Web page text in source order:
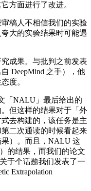
方面进行了改进。
稿人不相信我们的实验
大的实验结果时可能遇
成果。与批判之前发表
DeepMind 之手），他
度。
NALU」最后给出的
但这样的结果对于「外
去构建的，该任务是主
二次通读的时候看起来
）。而且，NALU 这
的结果，而我们的论文
于个话题我们发表了一
Extrapolation